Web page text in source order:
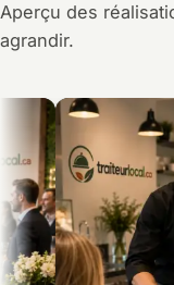
Aperçu des
agrandir.